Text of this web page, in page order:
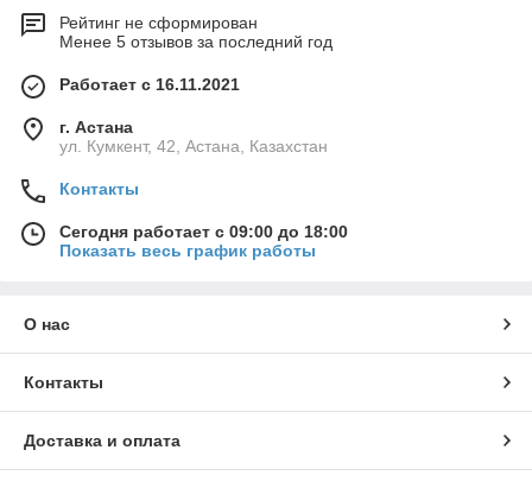
Рейтинг не сформирован
Менее 5 отзывов за последний год
Работает с 16.11.2021
г. Астана
ул. Кумкент, 42, Астана, Казахстан
Контакты
Сегодня работает с 09:00 до 18:00
Показать весь график работы
О нас
Контакты
Доставка и оплата